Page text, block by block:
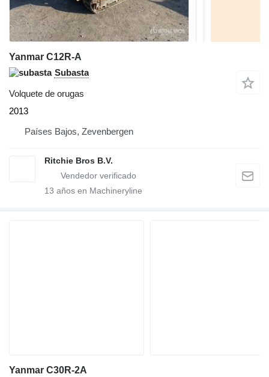
Yanmar C12R-A
Subasta
Volquete de orugas
2013
Países Bajos, Zevenbergen
Ritchie Bros B.V.
13 años en Machineryline
Yanmar C30R-2A